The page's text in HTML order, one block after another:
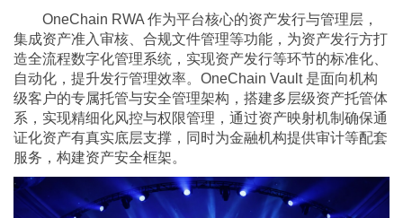
OneChain RWA 作为平台核心的资产发行与管理层，
集成资产准入审核、合规文件管理等功能，为资产发行方打
造全流程数字化管理系统，实现资产发行等环节的标准化、
自动化，提升发行管理效率。OneChain Vault 是面向机构
级客户的专属托管与安全管理架构，搭建多层级资产托管体
系，实现精细化风控与权限管理，通过资产映射机制确保通
证化资产有真实底层支撑，同时为金融机构提供审计等配套
服务，构建资产安全框架。